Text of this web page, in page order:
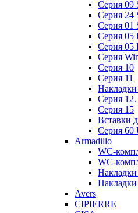
Cерия 09
Cерия 24
Серия 01
Серия 05
Серия 05
Cерия
Серия 10
Серия 11
Серия 12.
Серия 15
Вставки
Серия 60
Armadillo
WC-
WC-
Avers
CIPIERRE